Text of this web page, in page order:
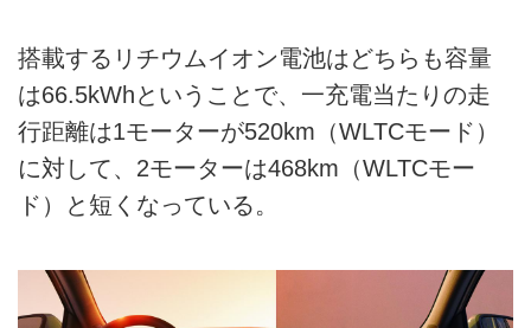
搭載するリチウムイオン電池はどちらも容量
は66.5kWhということで、一充電当たりの走
行距離は1モーターが520km（WLTCモード）
に対して、2モーターは468km（WLTCモー
ド）と短くなっている。